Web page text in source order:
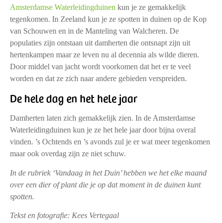
Amsterdamse Waterleidingduinen kun je ze gemakkelijk
tegenkomen. In Zeeland kun je ze spotten in duinen op de Kop
van Schouwen en in de Manteling van Walcheren. De
populaties zijn ontstaan uit damherten die ontsnapt zijn uit
hertenkampen maar ze leven nu al decennia als wilde dieren.
Door middel van jacht wordt voorkomen dat het er te veel
worden en dat ze zich naar andere gebieden verspreiden.
De hele dag en het hele jaar
Damherten laten zich gemakkelijk zien. In de Amsterdamse
Waterleidingduinen kun je ze het hele jaar door bijna overal
vinden. ’s Ochtends en ’s avonds zul je er wat meer tegenkomen
maar ook overdag zijn ze niet schuw.
In de rubriek ‘Vandaag in het Duin’ hebben we het elke maand
over een dier of plant die je op dat moment in de duinen kunt
spotten.
Tekst en fotografie: Kees Vertegaal